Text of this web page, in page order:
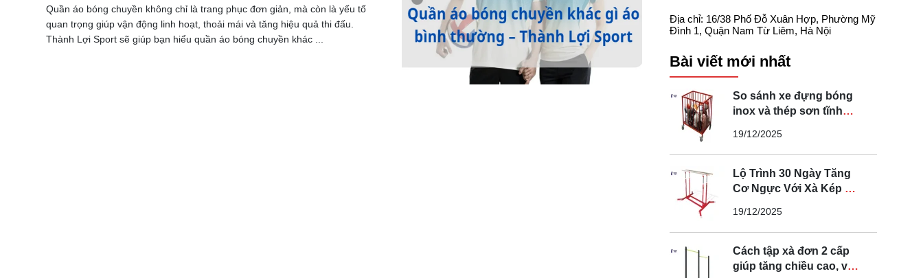
Quần áo bóng chuyền không chỉ là trang phục đơn giản, mà còn là yếu tố
quan trọng giúp vận động linh hoạt, thoải mái và tăng hiệu quả thi đấu.
Thành Lợi Sport sẽ giúp bạn hiểu quần áo bóng chuyền khác ...
Địa chỉ: 16/38 Phố Đỗ Xuân Hợp, Phường Mỹ
Đình 1, Quận Nam Từ Liêm, Hà Nội
Bài viết mới nhất
So sánh xe đựng bóng
inox và thép sơn tĩnh
19/12/2025
Lộ Trình 30 Ngày Tăng
Cơ Ngực Với Xà Kép Di
19/12/2025
Cách tập xà đơn 2 cấp
giúp tăng chiều cao, vóc